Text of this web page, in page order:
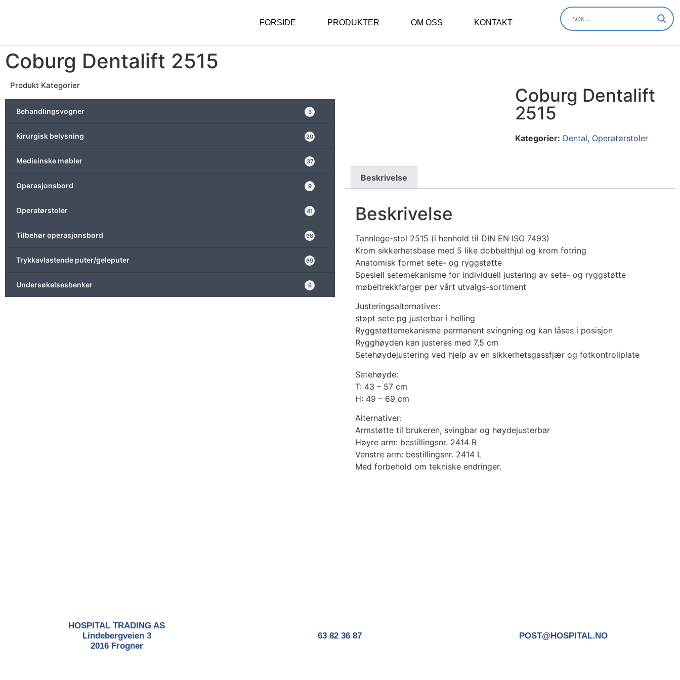
FORSIDE PRODUKTER OM OSS KONTAKT
Coburg Dentalift 2515
Produkt Kategorier
Behandlingsvogner 3
Kirurgisk belysning 20
Medisinske møbler 37
Operasjonsbord 9
Operatørstoler 41
Tilbehør operasjonsbord 98
Trykkavlastende puter/geleputer 69
Undersøkelsesbenker 6
Coburg Dentalift
2515
Kategorier: Dental, Operatørstoler
Beskrivelse
Beskrivelse
Tannlege-stol 2515 (i henhold til DIN EN ISO 7493)
Krom sikkerhetsbase med 5 like dobbelthjul og krom fotring
Anatomisk formet sete- og ryggstøtte
Spesiell setemekanisme for individuell justering av sete- og ryggstøtte
møbeltrekkfarger per vårt utvalgs-sortiment
Justeringsalternativer:
støpt sete pg justerbar i helling
Ryggstøttemekanisme permanent svingning og kan låses i posisjon
Rygghøyden kan justeres med 7,5 cm
Setehøydejustering ved hjelp av en sikkerhetsgassfjær og fotkontrollplate
Setehøyde:
T: 43 – 57 cm
H: 49 – 69 cm
Alternativer:
Armstøtte til brukeren, svingbar og høydejusterbar
Høyre arm: bestillingsnr. 2414 R
Venstre arm: bestillingsnr. 2414 L
Med forbehold om tekniske endringer.
HOSPITAL TRADING AS
Lindebergveien 3
2016 Frogner
63 82 36 87 POST@HOSPITAL.NO